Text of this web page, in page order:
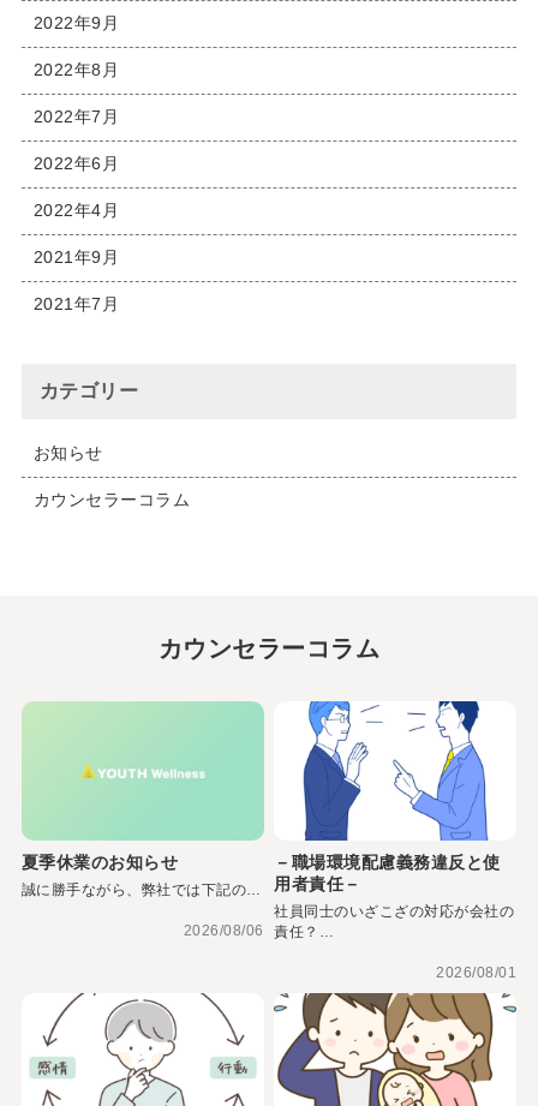
2022年9月
2022年8月
2022年7月
2022年6月
2022年4月
2021年9月
2021年7月
カテゴリー
お知らせ
カウンセラーコラム
カウンセラーコラム
夏季休業のお知らせ
誠に勝手ながら、弊社では下記の…
2026/08/06
－職場環境配慮義務違反と使
用者責任－
社員同士のいざこざの対応が会社の
責任？…
2026/08/01